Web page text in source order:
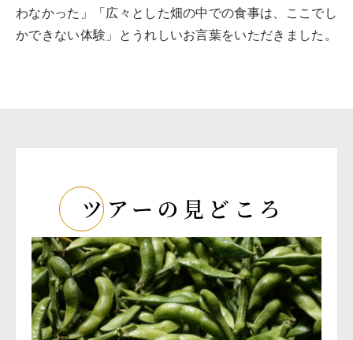
わなかった」「広々とした畑の中での食事は、ここでし
かできない体験」とうれしいお言葉をいただきました。
ツアーの見どころ